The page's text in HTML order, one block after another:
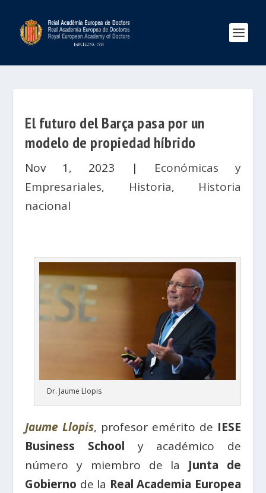
El futuro del Barça pasa por un
modelo de propiedad híbrido
Nov 1, 2023 | Económicas y
Empresariales, Historia, Historia
nacional
Dr. Jaume Llopis
Jaume Llopis, profesor emérito de IESE
Business School y académico de
número y miembro de la Junta de
Gobierno de la Real Academia Europea